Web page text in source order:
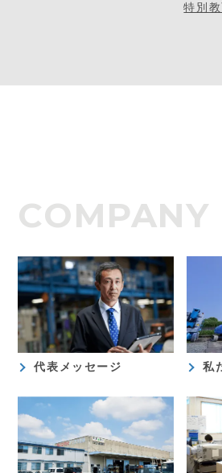
特別
COMPANY
代表メッセージ 私